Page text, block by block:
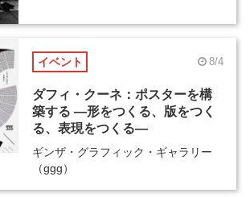
イベント 8/4
ダフィ・クーネ：ポスターを構
築する ―形をつくる、版をつく
る、表現をつくる―
ギンザ・グラフィック・ギャラリー
（ggg）